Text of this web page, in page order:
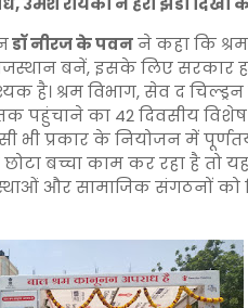
डॉ नीरज के पवनने कहा कि
बनें, इसके लिए सरकार
है। श्रम विभाग, सेव द
पहुंचाने का 42 दिवसीय विशेष
भी प्रकार के नियोजन में
बच्चा काम कर रहा है तो
और सामाजिक संगठनों